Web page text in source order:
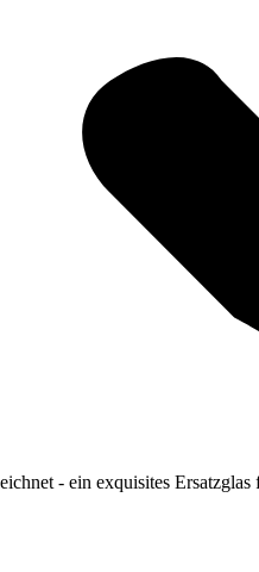
- ein exquisites